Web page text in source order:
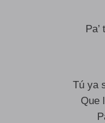
Tú ya
Que